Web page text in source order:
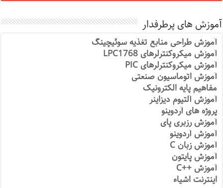
آموزش های پرطرفدار
آموزش طراحی منابع تغذیه سوئیچینگ
آموزش میکروکنترلرهای LPC1768
آموزش میکروکنترلرهای PIC
آموزش اتوماسیون صنعتی
مفاهیم پایه الکترونیک
آموزش آلتیوم دیزاینر
پروژه های آردوینو
آموزش رزبری پای
آموزش آردوینو
آموزش زبان C
آموزش پایتون
آموزش ++C
اینترنت اشیاء